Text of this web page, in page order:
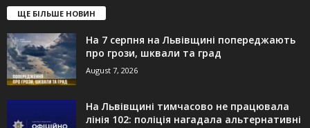
ЩЕ БІЛЬШЕ НОВИН
На 7 серпня на Львівщині попереджають
про грози, шквали та град
August 7, 2026
На Львівщині тимчасово не працювала
лінія 102: поліція нагадала альтернативні